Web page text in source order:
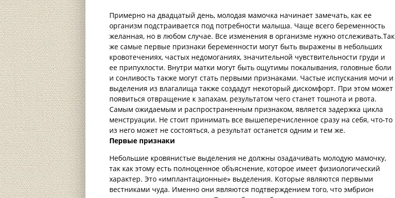
Примерно на двадцатый день, молодая мамочка начинает замечать, как ее
организм подстраивается под потребности малыша. Чаще всего беременность
желанная, но в любом случае. Все изменения в организме нужно отслеживать.Так
же самые первые признаки беременности могут быть выражены в небольших
кровотечениях, частых недомоганиях, значительной чувствительности груди и
ее припухлости. Внутри матки могут быть ощутимы покалывания, головные боли
и сонливость также могут стать первыми признаками. Частые испускания мочи и
выделения из влагалища также создадут некоторый дискомфорт. При этом может
появиться отвращение к запахам, результатом чего станет тошнота и рвота.
Самым ожидаемым и распространенным признаком, является задержка цикла
менструации. Не стоит принимать все вышеперечисленное сразу на себя, что-то
из него может не состояться, а результат останется одним и тем же.
Первые признаки
Небольшие кровянистые выделения не должны озадачивать молодую мамочку,
так как этому есть полноценное объяснение, которое имеет физиологический
характер. Это «имплантационные» выделения. Которые являются первыми
вестниками чуда. Именно они являются подтверждением того, что эмбрион